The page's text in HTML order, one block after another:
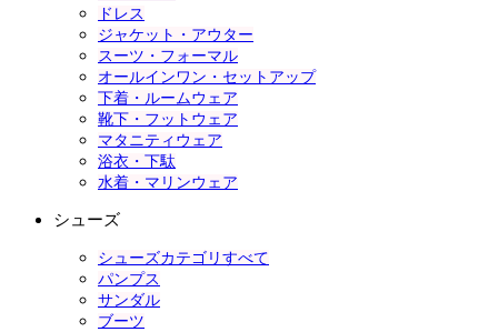
ドレス
ジャケット・アウター
スーツ・フォーマル
オールインワン・セットアップ
下着・ルームウェア
靴下・フットウェア
マタニティウェア
浴衣・下駄
水着・マリンウェア
シューズ
シューズカテゴリすべて
パンプス
サンダル
ブーツ